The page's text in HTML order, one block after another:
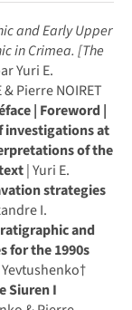
and Early Upper
in Crimea.[The
Yuri E.
& Pierre NOIRET
| Foreword |
investigations at
of the
| Yuri E.
strategies
I.
and
for the 1990s
Siuren I